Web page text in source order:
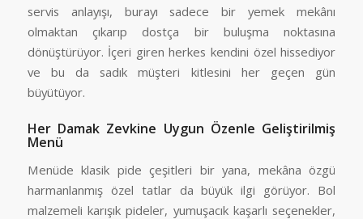
servis anlayışı, burayı sadece bir yemek mekânı
olmaktan çıkarıp dostça bir buluşma noktasına
dönüştürüyor. İçeri giren herkes kendini özel hissediyor
ve bu da sadık müşteri kitlesini her geçen gün
büyütüyor.
Her Damak Zevkine Uygun Özenle Geliştirilmiş
Menü
Menüde klasik pide çeşitleri bir yana, mekâna özgü
harmanlanmış özel tatlar da büyük ilgi görüyor. Bol
malzemeli karışık pideler, yumuşacık kaşarlı seçenekler,